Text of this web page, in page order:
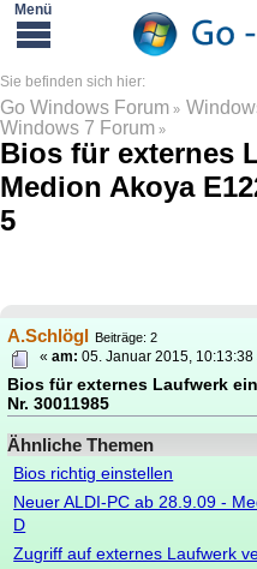
Go Windows Forum »
Windows 7 Forum »
Bios für externes
Medion Akoya
5
A.Schlögl Beiträge: 2
Bios für externes Laufwerk
Nr. 30011985
«am: 05. Januar 2015, 10:13:38
Ähnliche Themen
Bios richtig einstellen
Neuer ALDI-PC ab 28.9.09 -
D
Zugriff auf externes Laufwerk